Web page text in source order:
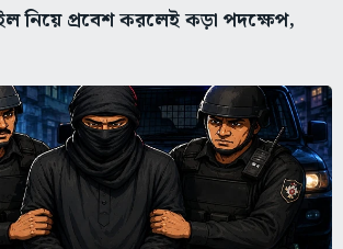
নিয়ে প্রবেশ করলেই কড়া পদক্ষেপ,